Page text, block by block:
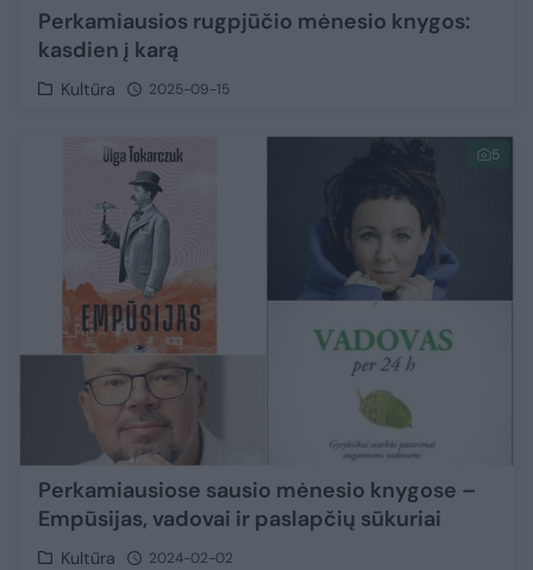
Perkamiausios rugpjūčio mėnesio knygos:
kasdien į karą
Kultūra 2025-09-15
5
Perkamiausiose sausio mėnesio knygose –
Empūsijas, vadovai ir paslapčių sūkuriai
Kultūra 2024-02-02